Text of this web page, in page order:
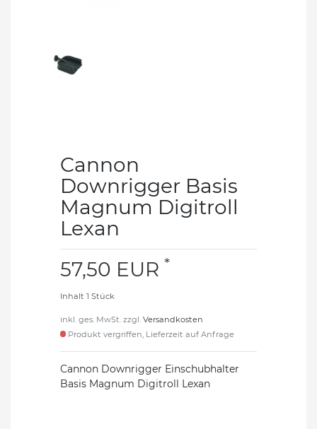
Cannon
Downrigger Basis
Magnum Digitroll
Lexan
57,50 EUR *
Inhalt 1 Stück
inkl. ges. MwSt. zzgl. Versandkosten
Produkt vergriffen, Lieferzeit auf Anfrage
Cannon Downrigger Einschubhalter
Basis Magnum Digitroll Lexan